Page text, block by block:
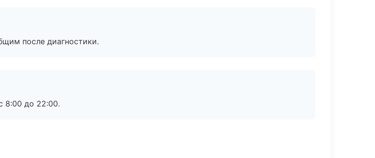
после диагностики.
8:00 до 22:00.